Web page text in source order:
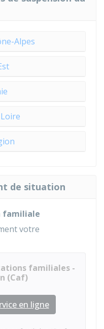
Alpes
de situation
familiale
votre
familiales -
(Caf)
en ligne